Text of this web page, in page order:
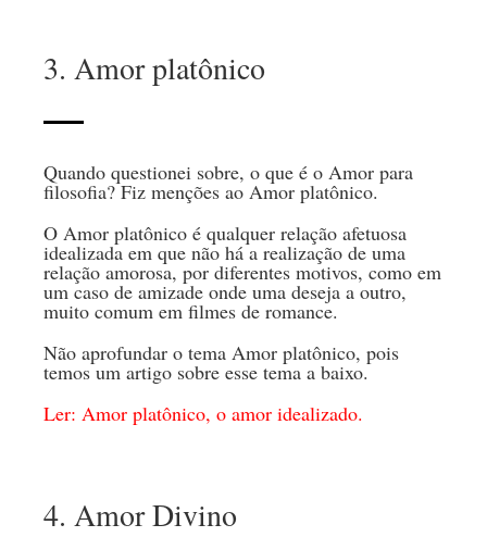
3. Amor platônico
Quando questionei sobre, o que é o Amor para
filosofia? Fiz menções ao Amor platônico.
O Amor platônico é qualquer relação afetuosa
idealizada em que não há a realização de uma
relação amorosa, por diferentes motivos, como em
um caso de amizade onde uma deseja a outro,
muito comum em filmes de romance.
Não aprofundar o tema Amor platônico, pois
temos um artigo sobre esse tema a baixo.
Ler: Amor platônico, o amor idealizado.
4. Amor Divino